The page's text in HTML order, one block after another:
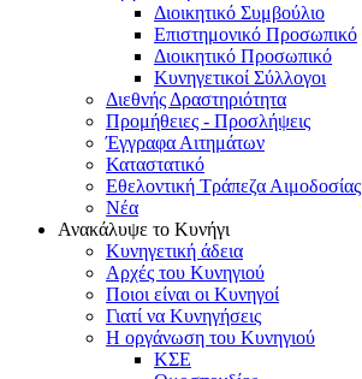
Διοικητικό Συμβούλιο
Επιστημονικό Προσωπικό
Διοικητικό Προσωπικό
Κυνηγετικοί Σύλλογοι
Διεθνής Δραστηριότητα
Προμήθειες - Προσλήψεις
Έγγραφα Αιτημάτων
Καταστατικό
Εθελοντική Τράπεζα Αιμοδοσίας
Νέα
Ανακάλυψε το Κυνήγι
Κυνηγετική άδεια
Αρχές του Κυνηγιού
Ποιοι είναι οι Κυνηγοί
Γιατί να Κυνηγήσεις
Η οργάνωση του Κυνηγιού
ΚΣΕ